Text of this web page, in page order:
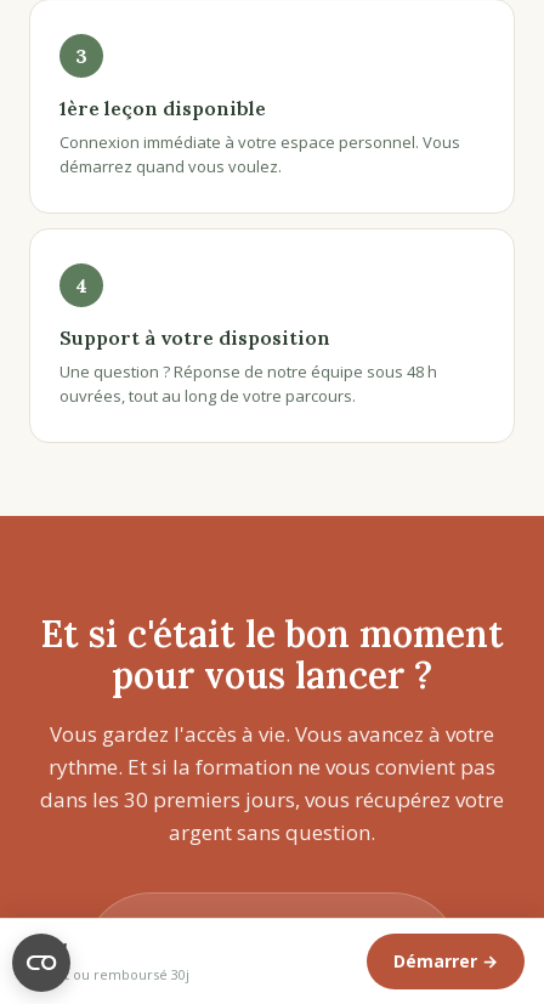
3
1ère leçon disponible
Connexion immédiate à votre espace personnel. Vous
démarrez quand vous voulez.
4
Support à votre disposition
Une question ? Réponse de notre équipe sous 48 h
ouvrées, tout au long de votre parcours.
Et si c'était le bon moment
pour vous lancer ?
Vous gardez l'accès à vie. Vous avancez à votre
rythme. Et si la formation ne vous convient pas
dans les 30 premiers jours, vous récupérez votre
argent sans question.
89€
Démarrer la formation →
89€
Satisfait ou remboursé 30j
Démarrer →